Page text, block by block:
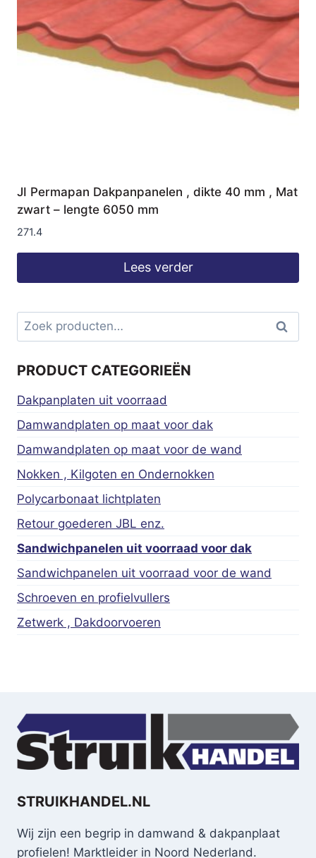
JI Permapan Dakpanpanelen , dikte 40 mm , Mat
zwart – lengte 6050 mm
271.4
Lees verder
Zoeken
naar:
Zoeken
PRODUCT CATEGORIEËN
Dakpanplaten uit voorraad
Damwandplaten op maat voor dak
Damwandplaten op maat voor de wand
Nokken , Kilgoten en Ondernokken
Polycarbonaat lichtplaten
Retour goederen JBL enz.
Sandwichpanelen uit voorraad voor dak
Sandwichpanelen uit voorraad voor de wand
Schroeven en profielvullers
Zetwerk , Dakdoorvoeren
STRUIKHANDEL.NL
Wij zijn een begrip in damwand & dakpanplaat
profielen! Marktleider in Noord Nederland.